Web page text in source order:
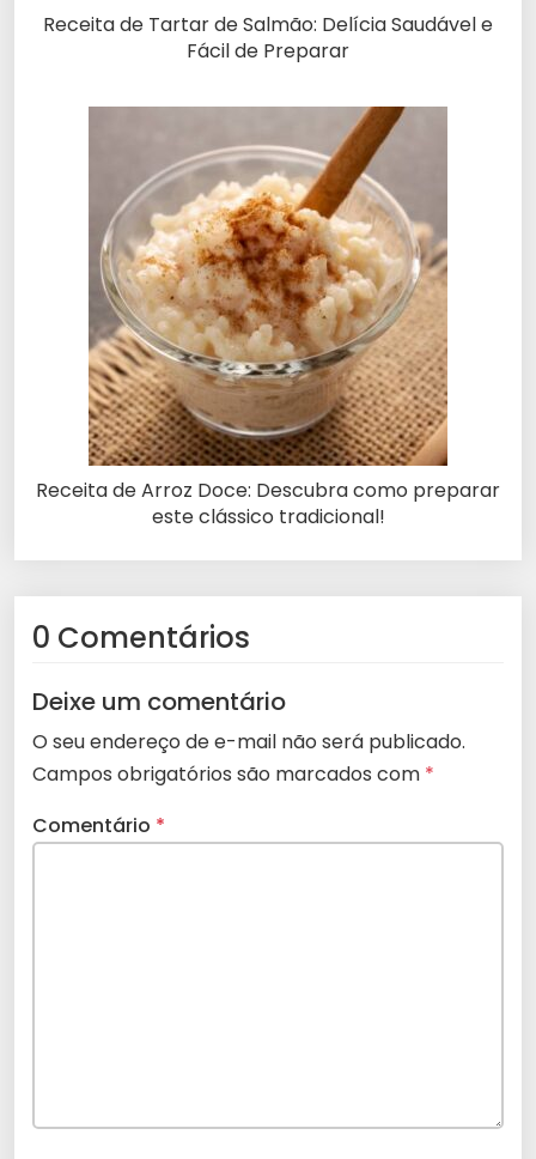
Receita de Tartar de Salmão: Delícia Saudável e
Fácil de Preparar
Receita de Arroz Doce: Descubra como preparar
este clássico tradicional!
0 Comentários
Deixe um comentário
O seu endereço de e-mail não será publicado.
Campos obrigatórios são marcados com *
Comentário *